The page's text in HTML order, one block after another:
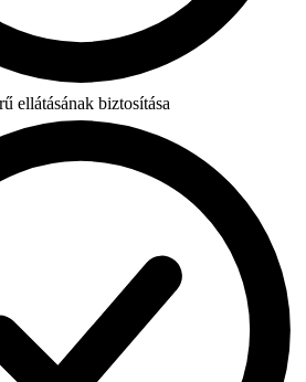
ellátásának biztosítása